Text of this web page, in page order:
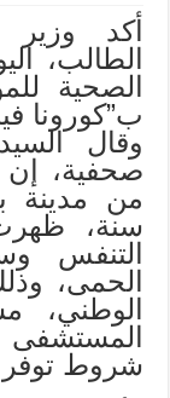
أكد وزير
الطالب،
الصحية
ب”كورونا
وقال
صحفية، إن
سنة،
التنفس
الحمى،
الوطني،
المستشفى
شروط توفر